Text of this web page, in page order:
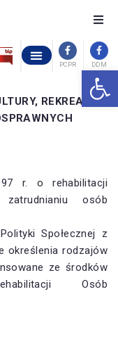
PCPR DDM
REKREACJI I
r. o rehabilitacji
osób
Społecznej z
określenia rodzajów
ze środków
Osób